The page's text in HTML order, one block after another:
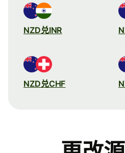
NZD兑INR
NZD兑CHF